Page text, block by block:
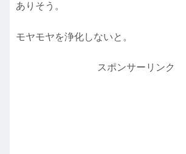
ありそう。
モヤモヤを浄化しないと。
スポンサーリンク